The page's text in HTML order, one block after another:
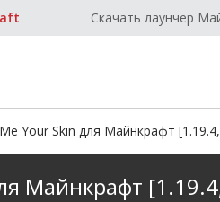
Скачать лаунчер
Your Skin для Майнкрафт
Майнкрафт